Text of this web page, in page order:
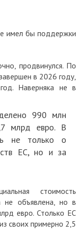
имел бы поддержки
продвинулся. По
в 2026 году,
Наверняка не в
990 млн
млрд евро. В
не только о
ЕС, но и за
стоимость
не объявлена, но в
евро. Столько ЕС
своих примерно 2,5